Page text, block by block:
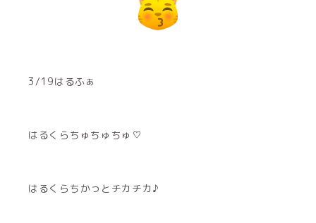
3/19はるふぁ
はるくらちゅちゅちゅ♡
はるくらちかっとチカチカ♪